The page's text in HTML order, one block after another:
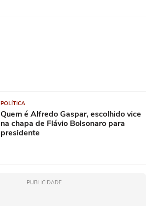
POLÍTICA
Quem é Alfredo Gaspar, escolhido vice
na chapa de Flávio Bolsonaro para
presidente
PUBLICIDADE